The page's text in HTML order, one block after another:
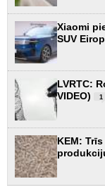
Xiaomi
SUV
LVRTC:
VIDEO)
1
KEM: